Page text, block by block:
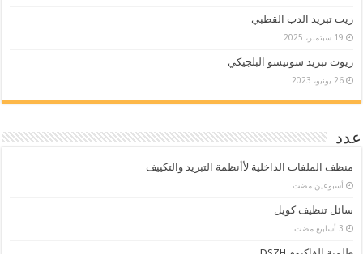
زيت تبريد الدب القطبي
19 سبتمبر، 2025
زيوت تبريد سونيسو البلجيكي
26 يونيو، 2023
عدد
منظف الملفات الداخلية لأأنظمة التبريد والتكييف
‏أسبوعين مضت
سائل تنظيف كويل